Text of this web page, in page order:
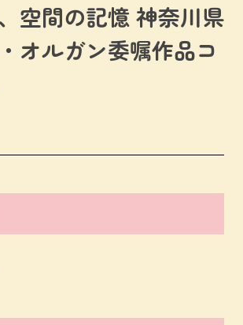
空間の記憶 神奈川県
オルガン委嘱作品コ